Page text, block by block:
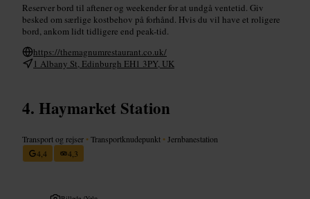
Reserver bord til aftener og weekender for at undgå ventetid. Giv
besked om særlige kostbehov på forhånd. Hvis du vil have et roligere
bord, ankom lidt tidligere end peak-tid.
https://themagnumrestaurant.co.uk/
1 Albany St, Edinburgh EH1 3PY, UK
Haymarket Station
Transport og rejser •Transportknudepunkt • Jernbanestation
4,4
4,3